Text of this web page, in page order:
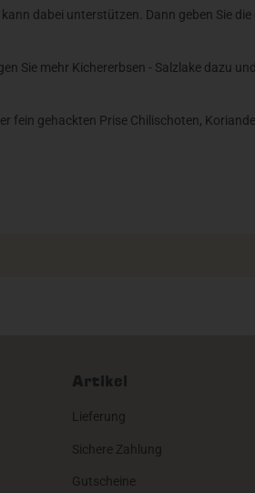
dabei unterstützen. Dann geben Sie
Sie mehr Kichererbsen - Salzlake dazu
gehackten Prise Chilischoten,
Artikel
Lieferung
Sichere Zahlung
Gutscheine